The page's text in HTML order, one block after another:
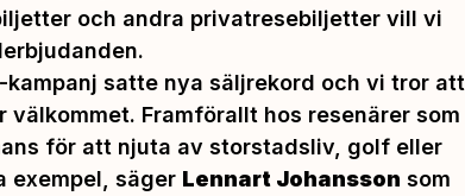
och andra privatresebiljetter vill vi
satte nya säljrekord och vi tror att
välkommet. Framförallt hos resenärer som
för att njuta av storstadsliv, golf eller
exempel, säger Lennart Johansson som